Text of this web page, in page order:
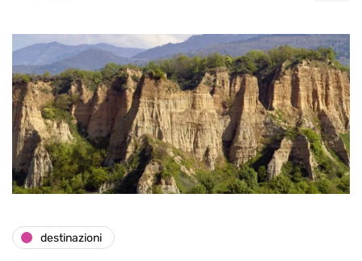
destinazioni